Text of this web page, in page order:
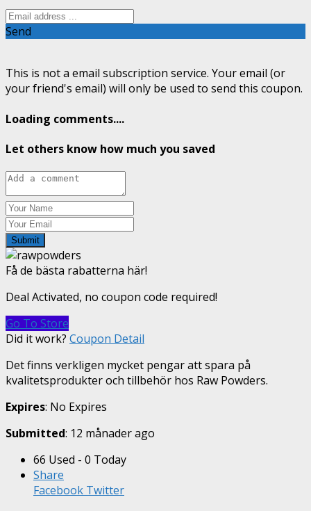
Send
This is not a email subscription service. Your email (or
your friend's email) will only be used to send this coupon.
Loading comments....
Let others know how much you saved
Submit
Få de bästa rabatterna här!
Deal Activated, no coupon code required!
Go To Store
Did it work? Coupon Detail
Det finns verkligen mycket pengar att spara på
kvalitetsprodukter och tillbehör hos Raw Powders.
Expires: No Expires
Submitted: 12 månader ago
66 Used - 0 Today
Share
Facebook Twitter